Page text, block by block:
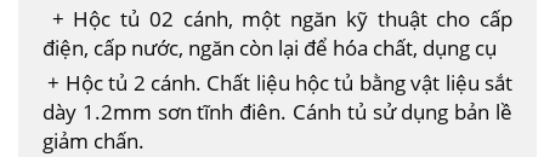
+ Hộc tủ 02 cánh, một ngăn kỹ thuật cho cấp
điện, cấp nước, ngăn còn lại để hóa chất, dụng cụ
+ Hộc tủ 2 cánh. Chất liệu hộc tủ bằng vật liệu sắt
dày 1.2mm sơn tĩnh điên. Cánh tủ sử dụng bản lề
giảm chấn.